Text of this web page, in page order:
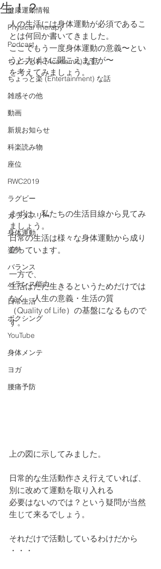
健康運動情報
Physical Therapy
Podcast
ちょっと科 (Academic) な話
ちょっと楽 (Entertainment) な話
雑感その他
動画
新規お知らせ
科楽読み物
座位
RWC2019
ラグビー
カラダフリー
身体運動
姿勢
バランス
バランス能力
日常生活
ボクシング
YouTube
身体メンテ
ヨガ
腰痛予防
生！？
人の生活には身体運動が必須であるこ
とは何回か書いてきました。
ここでもう一度身体運動の意義〜とい
うと大げさに聞こえますが〜
を考えてみましょう。
まずは、私たちの生活目線から見てみ
ましょう。
日常の生活は様々な身体運動から成り
立っています。
一方で、
生活はただ生きるというためだけでは
なく、人生の意義・生活の質
（Quality of Life）の基盤になるもので
す。
上の図に示してみました。
日常的な生活動作さえ行えていれば、
別に改めて運動を取り入れる
必要はないのでは？という疑問が当然
生じて来るでしょう。
それだけで活動しているわけだから
・・・